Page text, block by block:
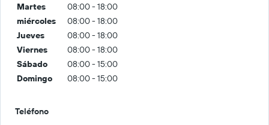
Martes
08:00 - 18:00
miércoles
08:00 - 18:00
Jueves
08:00 - 18:00
Viernes
08:00 - 18:00
Sábado
08:00 - 15:00
Domingo
08:00 - 15:00
Teléfono